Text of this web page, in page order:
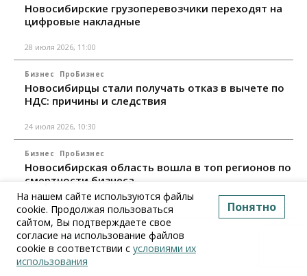
Новосибирские грузоперевозчики переходят на
цифровые накладные
28 июля 2026, 11:00
Бизнес ПроБизнес
Новосибирцы стали получать отказ в вычете по
НДС: причины и следствия
24 июля 2026, 10:30
Бизнес ПроБизнес
Новосибирская область вошла в топ регионов по
смертности бизнеса
17 июля 2026, 12:00
Все материалы
На нашем сайте используются файлы
cookie. Продолжая пользоваться
сайтом, Вы подтверждаете свое
согласие на использование файлов
cookie в соответствии с условиями их
использования
Понятно